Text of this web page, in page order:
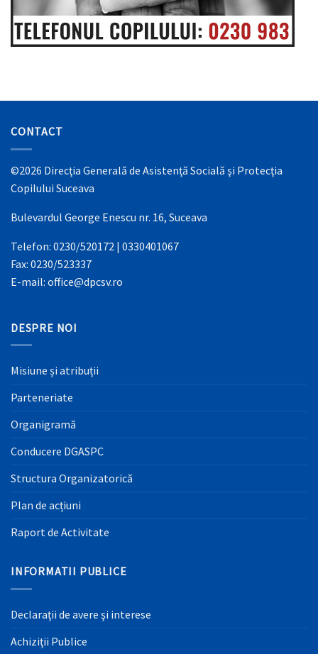
CONTACT
©2026 Direcţia Generală de Asistenţă Socială şi Protecţia
Copilului Suceava
Bulevardul George Enescu nr. 16, Suceava
Telefon: 0230/520172 | 0330401067
Fax: 0230/523337
E-mail: office@dpcsv.ro
DESPRE NOI
Misiune și atribuții
Parteneriate
Organigramă
Conducere DGASPC
Structura Organizatorică
Plan de acțiuni
Raport de Activitate
INFORMATII PUBLICE
Declaraţii de avere şi interese
Achiziţii Publice